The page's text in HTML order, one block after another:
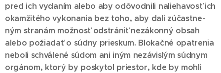
pred ich vy­da­ním ale­bo aby od­ôvod­ni­li na­lie­ha­vosť ich
okam­ži­té­ho vy­ko­na­nia bez to­ho, aby da­li zú­čas­tne­
ným stra­nám mož­nosť od­strá­niť ne­zá­kon­ný ob­sah
ale­bo po­žia­dať o súd­ny pries­kum. Blo­kač­né opat­re­nia
ne­bo­li schvá­le­né sú­dom ani iným ne­zá­vis­lým súd­nym
or­gá­nom, kto­rý by pos­ky­tol pries­tor, kde by moh­li